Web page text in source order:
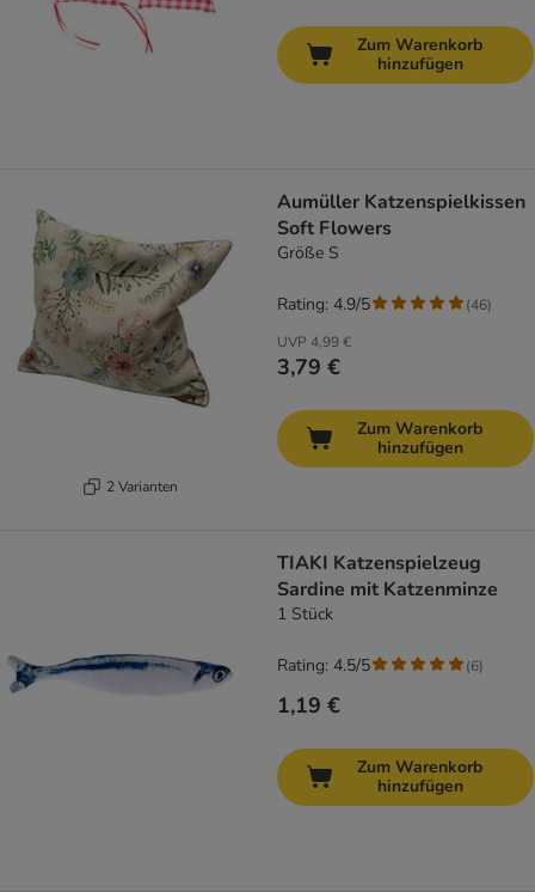
Zum Warenkorb
hinzufügen
2 Varianten
Aumüller Katzenspielkissen
Soft Flowers
Größe S
UVP 4,99 €
3,79 €
Rating: 4.9/5 (46)
Zum Warenkorb
hinzufügen
TIAKI Katzenspielzeug
Sardine mit Katzenminze
1 Stück
1,19 €
Rating: 4.5/5 (6)
Zum Warenkorb
hinzufügen